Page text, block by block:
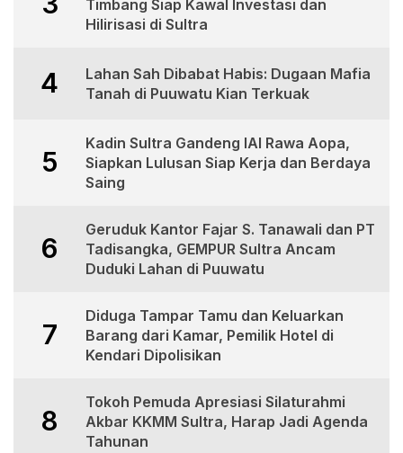
Timbang Siap Kawal Investasi dan
Hilirisasi di Sultra
4
Lahan Sah Dibabat Habis: Dugaan Mafia
Tanah di Puuwatu Kian Terkuak
5
Kadin Sultra Gandeng IAI Rawa Aopa,
Siapkan Lulusan Siap Kerja dan Berdaya
Saing
6
Geruduk Kantor Fajar S. Tanawali dan PT
Tadisangka, GEMPUR Sultra Ancam
Duduki Lahan di Puuwatu
7
Diduga Tampar Tamu dan Keluarkan
Barang dari Kamar, Pemilik Hotel di
Kendari Dipolisikan
8
Tokoh Pemuda Apresiasi Silaturahmi
Akbar KKMM Sultra, Harap Jadi Agenda
Tahunan